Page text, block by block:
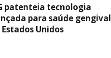
patenteia tecnologia
para saúde gengival
Unidos